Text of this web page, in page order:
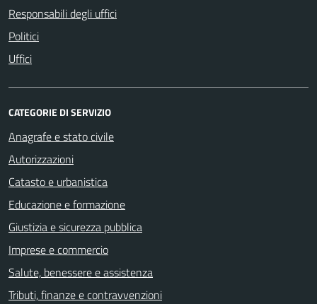
Responsabili degli uffici
Politici
Uffici
CATEGORIE DI SERVIZIO
Anagrafe e stato civile
Autorizzazioni
Catasto e urbanistica
Educazione e formazione
Giustizia e sicurezza pubblica
Imprese e commercio
Salute, benessere e assistenza
Tributi, finanze e contravvenzioni